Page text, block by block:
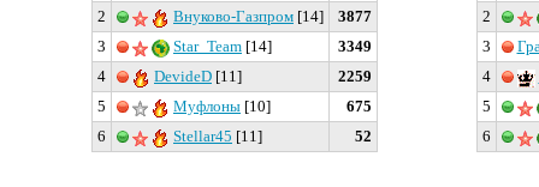
2 Внуково-Газпром [14]
3877
3
Star_Team [14]
3349
4
DevideD [11]
2259
5
Муфлоны [10]
675
6
Stellar45 [11] 52
2
3
4
5
6